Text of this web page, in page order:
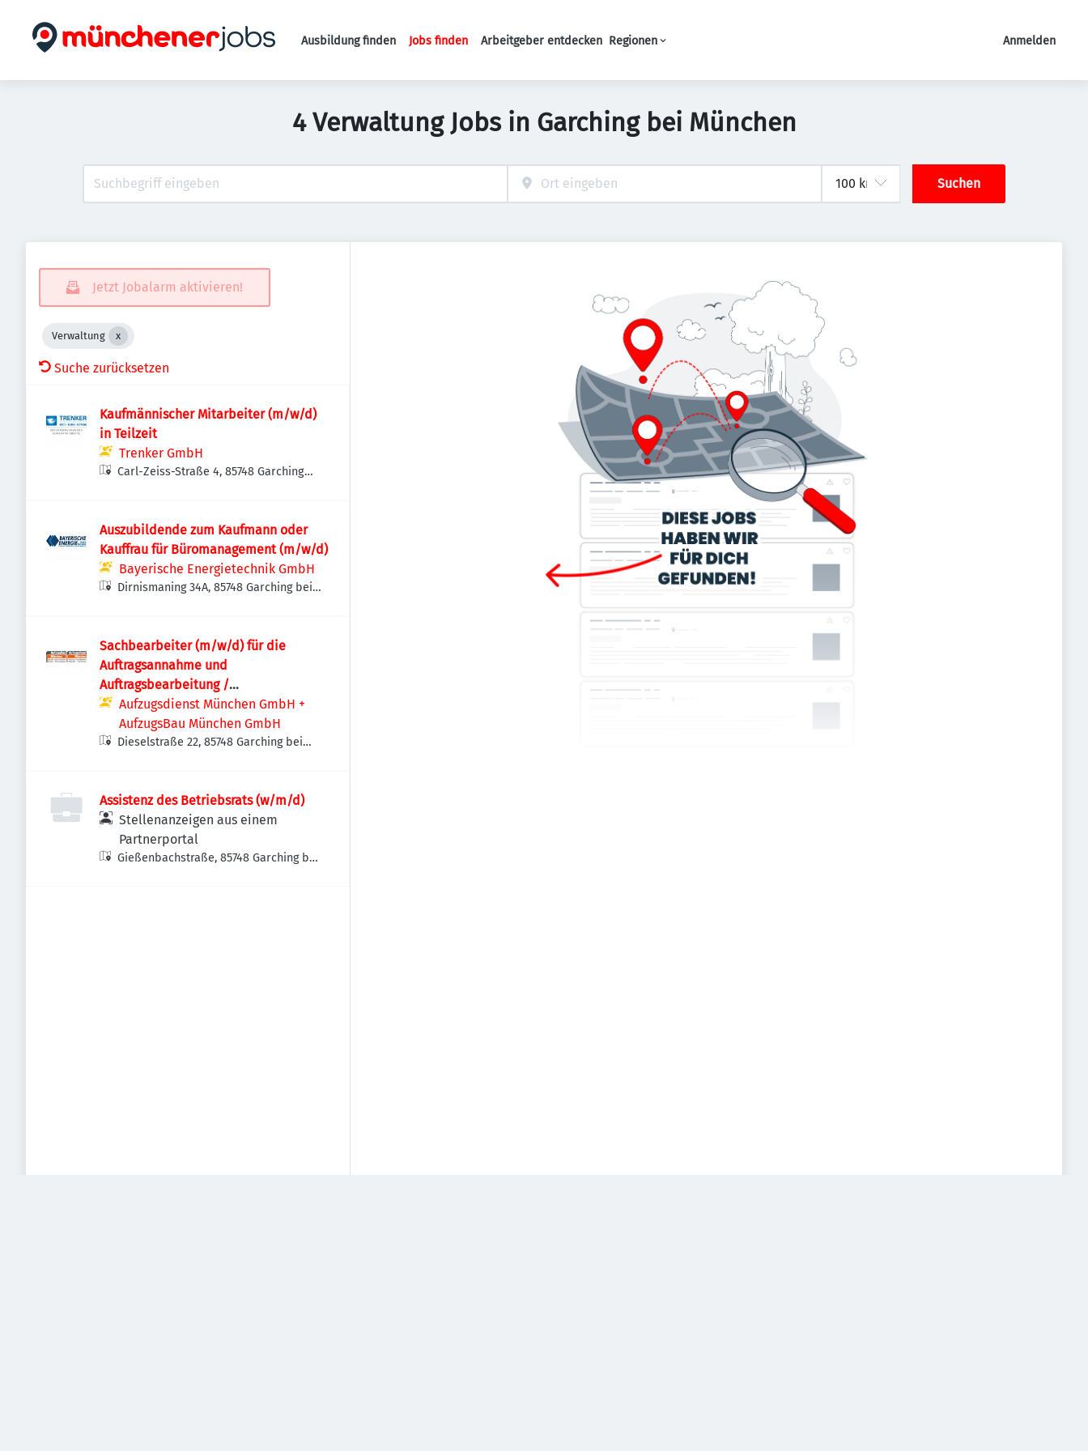
Haupt-Navigation
Ausbildung finden Jobs finden Arbeitgeber entdecken Regionen Anmelden
4 Verwaltung Jobs in Garching bei München
Suchen
Jetzt Jobalarm aktivieren!
Verwaltung
Suche zurücksetzen
Kaufmännischer Mitarbeiter (m/w/d)
in Teilzeit
Trenker GmbH
Carl-Zeiss-Straße 4, 85748 Garching
Auszubildende zum Kaufmann oder
Kauffrau für Büromanagement (m/w/d)
Bayerische Energietechnik GmbH
Dirnismaning 34A, 85748 Garching bei
Sachbearbeiter (m/w/d) für die
Auftragsannahme und
Auftragsbearbeitung /
Auftragsabwicklung
Aufzugsdienst München GmbH +
AufzugsBau München GmbH
Dieselstraße 22, 85748 Garching bei
Assistenz des Betriebsrats (w/m/d)
Stellenanzeigen aus einem
Partnerportal
Gießenbachstraße, 85748 Garching bei